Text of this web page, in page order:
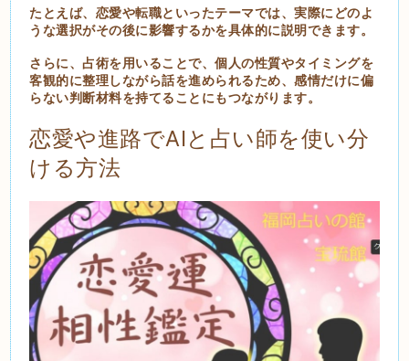
たとえば、恋愛や転職といったテーマでは、実際にどのよ
うな選択がその後に影響するかを具体的に説明できます。
さらに、占術を用いることで、個人の性質やタイミングを
客観的に整理しながら話を進められるため、感情だけに偏
らない判断材料を持てることにもつながります。
恋愛や進路でAIと占い師を使い分
ける方法